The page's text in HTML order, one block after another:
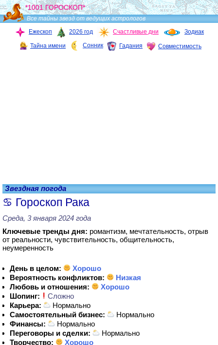
*1001 ГОРОСКОП*
Все тайны звезд от ведущих астрологов
Ежескоп
2026 год Счастливые дни Зодиак
Тайна имени Сонник Гадания Совместимость
Звездная погода
Гороскоп Рака
Среда, 3 января 2024 года
Ключевые тренды дня: романтизм, мечтательность, отрыв
от реальности, чувствительность, общительность,
неумеренность
День в целом:
Хорошо
Вероятность конфликтов:
Низкая
Любовь и отношения:
Хорошо
Шопинг:
Сложно
Карьера:
Нормально
Самостоятельный бизнес:
Нормально
Финансы:
Нормально
Переговоры и сделки:
Нормально
Творчество:
Хорошо